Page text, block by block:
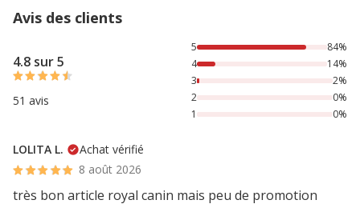
Avis des clients
4.8 sur 5
51 avis
84% des personnes lont noté avec {1} étoiles, 14% des
5
84%
4
14%
3
2%
2
0%
1
0%
LOLITA L.
Achat vérifié
8 août 2026
très bon article royal canin mais peu de promotion